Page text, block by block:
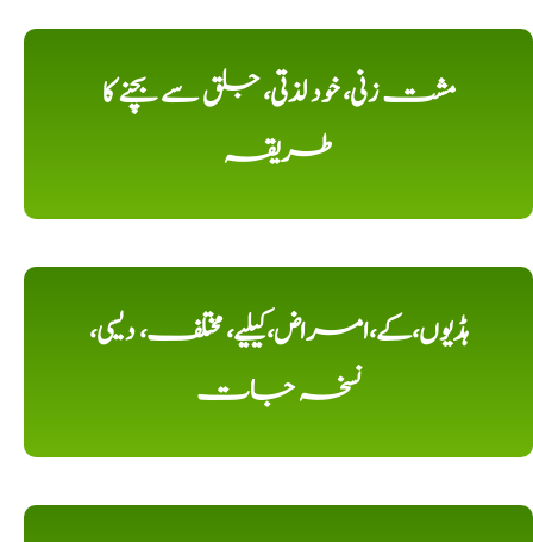
مشت زنی، خود لذتی، جلق سے بچنے کا
طریقہ
ہڈیوں،کے،امراض،کیلیے، مختلف، دیسی،
نسخہ جات